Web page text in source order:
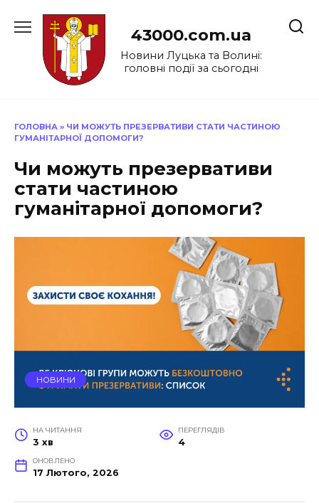
до
43000.com.ua
Новини Луцька та Волині:
головні події за сьогодні
ГОЛОВНА » ЧИ МОЖУТЬ ПРЕЗЕРВАТИВИ СТАТИ ЧАСТИНОЮ
ГУМАНІТАРНОЇ ДОПОМОГИ?
Чи можуть презервативи
стати частиною
гуманітарної допомоги?
НОВИНИ
НА ЧИТАННЯ
3 хв
ПЕРЕГЛЯДІВ
4
ОНОВЛЕНО
17 Лютого, 2026